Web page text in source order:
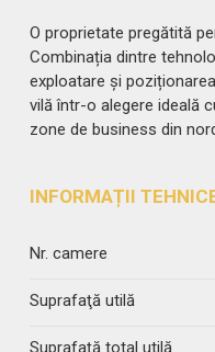
O proprietate pregătită
Combinația dintre
exploatare și
vilă într-o alegere ideală
zone de business din
INFORMAȚII
Nr. camere
Suprafaţă utilă
Suprafaţă total utilă